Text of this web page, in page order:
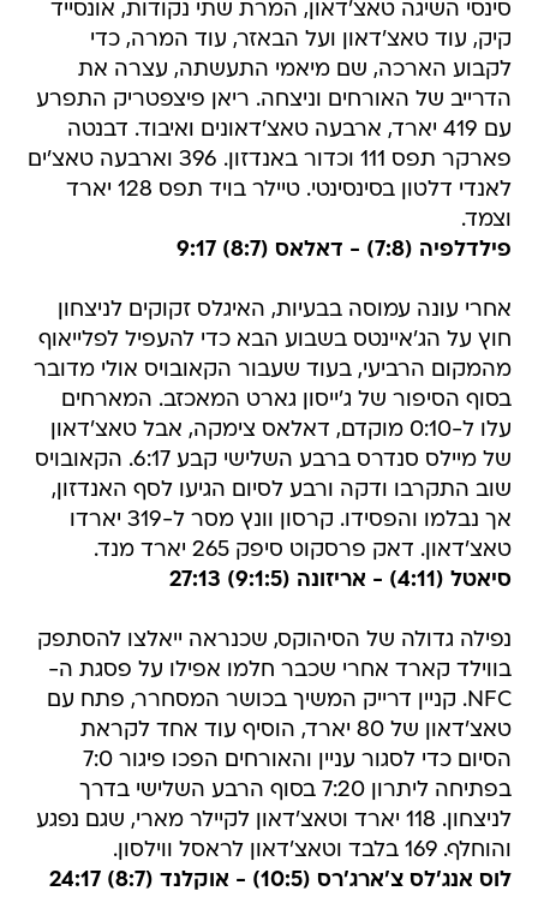
סינסי השיגה טאצ'דאון, המרת שתי נקודות, אונסייד
קיק, עוד טאצ'דאון ועל הבאזר, עוד המרה, כדי
לקבוע הארכה, שם מיאמי התעשתה, עצרה את
הדרייב של האורחים וניצחה. ריאן פיצפטריק התפרע
עם 419 יארד, ארבעה טאצ'דאונים ואיבוד. דבנטה
פארקר תפס 111 וכדור באנדזון. 396 וארבעה טאצ'ים
לאנדי דלטון בסינסינטי. טיילר בויד תפס 128 יארד
וצמד.
פילדלפיה (7:8) - דאלאס (8:7) 9:17
אחרי עונה עמוסה בבעיות, האיגלס זקוקים לניצחון
חוץ על הג'איינטס בשבוע הבא כדי להעפיל לפלייאוף
מהמקום הרביעי, בעוד שעבור הקאובויס אולי מדובר
בסוף הסיפור של ג'ייסון גארט המאכזב. המארחים
עלו ל-0:10 מוקדם, דאלאס צימקה, אבל טאצ'דאון
של מיילס סנדרס ברבע השלישי קבע 6:17. הקאובויס
שוב התקרבו ודקה ורבע לסיום הגיעו לסף האנדזון,
אך נבלמו והפסידו. קרסון וונץ מסר ל-319 יארדו
טאצ'דאון. דאק פרסקוט סיפק 265 יארד מנד.
סיאטל (4:11) - אריזונה (9:1:5) 27:13
נפילה גדולה של הסיהוקס, שכנראה ייאלצו להסתפק
בווילד קארד אחרי שכבר חלמו אפילו על פסגת ה-
NFC. קניין דרייק המשיך בכושר המסחרר, פתח עם
טאצ'דאון של 80 יארד, הוסיף עוד אחד לקראת
הסיום כדי לסגור עניין והאורחים הפכו פיגור 7:0
בפתיחה ליתרון 7:20 בסוף הרבע השלישי בדרך
לניצחון. 118 יארד וטאצ'דאון לקיילר מארי, שגם נפגע
והוחלף. 169 בלבד וטאצ'דאון לראסל ווילסון.
לוס אנג'לס צ'ארג'רס (10:5) - אוקלנד (8:7) 24:17